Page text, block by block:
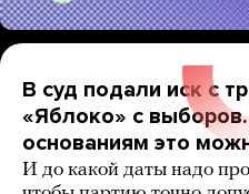
В суд подали иск с
«Яблоко» с
основаниям это
И до какой даты надо